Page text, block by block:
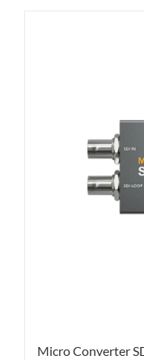
Micro Converter